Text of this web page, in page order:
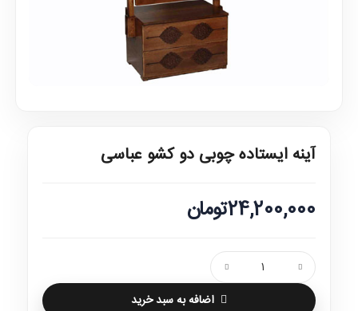
آینه ایستاده چوبی دو کشو عباسی
24,200,000تومان
اضافه به سبد خرید